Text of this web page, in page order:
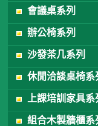
會議桌系列
辦公椅系列
沙發茶几系列
休閒洽談桌椅系
上課培訓家具系
組合木製牆櫃系